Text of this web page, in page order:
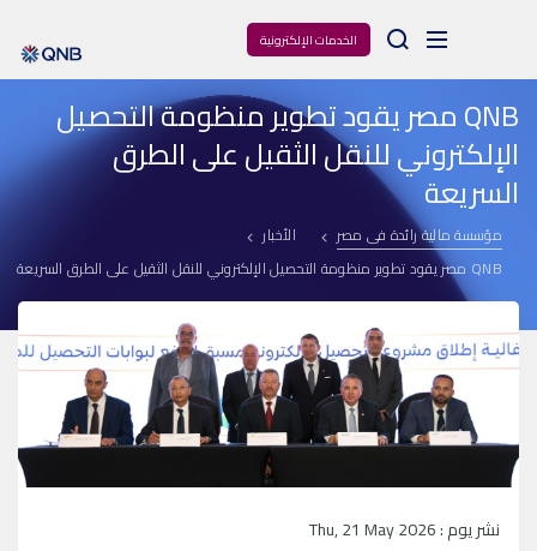
الخدمات الإلكترونية Arama
QNB مصر يقود تطوير منظومة التحصيل
الإلكتروني للنقل الثقيل على الطرق
السريعة
مؤسسة مالية رائدة فى مصر
الأخبار
QNB مصر يقود تطوير منظومة التحصيل الإلكتروني للنقل الثقيل على الطرق السريعة
نشر يوم : Thu, 21 May 2026